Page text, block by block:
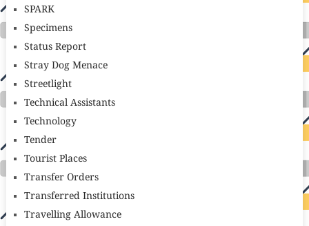
SPARK
Specimens
Status Report
Stray Dog Menace
Streetlight
Technical Assistants
Technology
Tender
Tourist Places
Transfer Orders
Transferred Institutions
Travelling Allowance